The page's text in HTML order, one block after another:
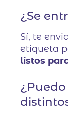
¿Se
Sí, te
etiqueta
listos